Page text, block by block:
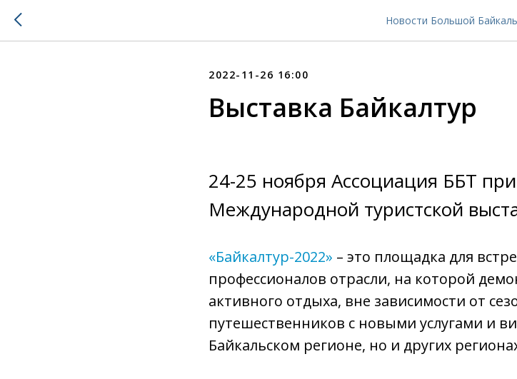
Новости Большой
2022-11-26 16:00
Выставка Байкалтур
24-25 ноября Ассоциация ББТ
Международной туристской
«Байкалтур-2022» – это площадка для
профессионалов отрасли, на которой
активного отдыха, вне зависимости от
путешественников с новыми услугами и
Байкальском регионе, но и других